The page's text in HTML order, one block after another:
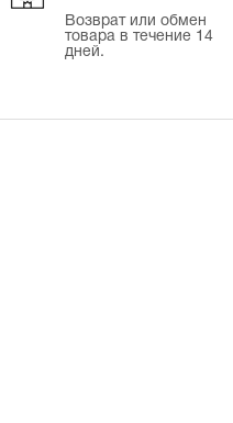
Возврат или обмен
товара в течение 14
дней.